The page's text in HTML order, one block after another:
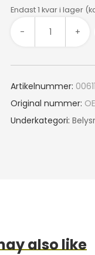
Endast 1 kvar i lager
- +
Artikelnummer:
Original nummer:
Underkategori:
also like